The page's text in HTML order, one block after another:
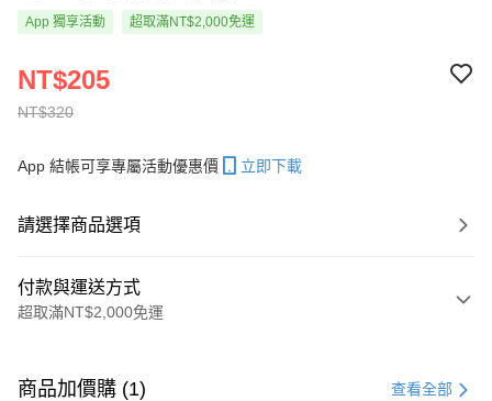
App 獨享活動 超取滿NT$2,000免運
NT$320
NT$205
App 結帳可享專屬活動優惠價 立即下載
請選擇商品選項
付款與運送方式
超取滿NT$2,000免運
信用卡一次付款
商品加價購 (1) 查看全部